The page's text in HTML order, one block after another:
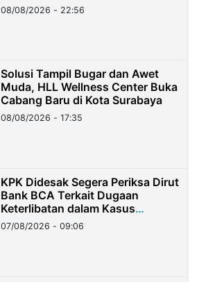
08/08/2026 - 22:56
Solusi Tampil Bugar dan Awet
Muda, HLL Wellness Center Buka
Cabang Baru di Kota Surabaya
08/08/2026 - 17:35
KPK Didesak Segera Periksa Dirut
Bank BCA Terkait Dugaan
Keterlibatan dalam Kasus
Hilangnya Dana Nasabah Rp2,58
Miliar
07/08/2026 - 09:06